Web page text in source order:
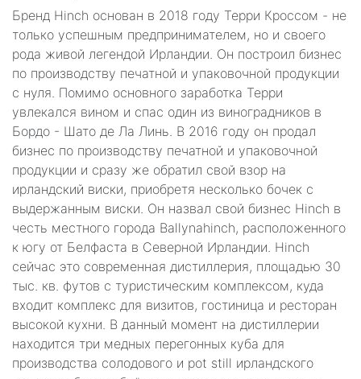
Бренд Hinch основан в 2018 году Терри Кроссом - не
только успешным предпринимателем, но и своего
рода живой легендой Ирландии. Он построил бизнес
по производству печатной и упаковочной продукции
с нуля. Помимо основного заработка Терри
увлекался вином и спас один из виноградников в
Бордо - Шато де Ла Линь. В 2016 году он продал
бизнес по производству печатной и упаковочной
продукции и сразу же обратил свой взор на
ирландский виски, приобретя несколько бочек с
выдержанным виски. Он назвал свой бизнес Hinch в
честь местного города Ballynahinch, расположенного
к югу от Белфаста в Северной Ирландии. Hinch
сейчас это современная дистиллерия, площадью 30
тыс. кв. футов с туристическим комплексом, куда
входит комплекс для визитов, гостиница и ресторан
высокой кухни. В данный момент на дистиллерии
находится три медных перегонных куба для
производства солодового и pot still ирландского